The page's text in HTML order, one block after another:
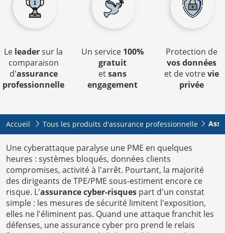
Le leadersur la
comparaison
d'assurance
professionnelle
Un service 100%
gratuit
etsans
engagement
Protection de
vos données
et de votrevie
privée
Accueil Tous les produits d'assurance professionnelle
Une cyberattaque paralyse une PME en quelques
heures : systèmes bloqués, données clients
compromises, activité à l'arrêt. Pourtant, la majorité
des dirigeants de TPE/PME sous-estiment encore ce
risque. L'assurance cyber-risques part d'un constat
simple : les mesures de sécurité limitent l'exposition,
elles ne l'éliminent pas. Quand une attaque franchit les
défenses, une assurance cyber pro prend le relais